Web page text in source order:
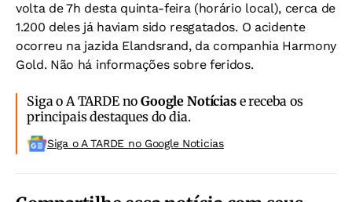
volta de 7h desta quinta-feira (horário local), cerca de
1.200 deles já haviam sido resgatados. O acidente
ocorreu na jazida Elandsrand, da companhia Harmony
Gold. Não há informações sobre feridos.
Siga o A TARDE noGoogle Notíciase receba os
principais destaques do dia.
Siga o A TARDE no Google Noticias